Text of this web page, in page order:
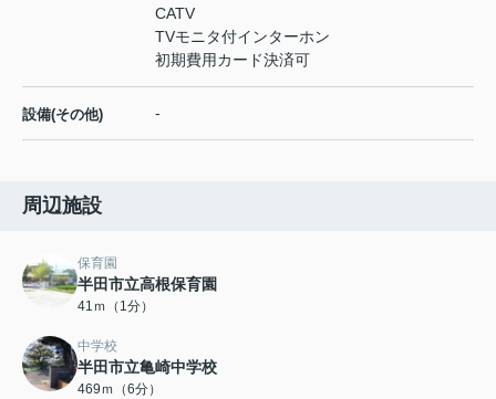
CATV
TVモニタ付インターホン
初期費用カード決済可
設備(その他) -
周辺施設
保育園
半田市立高根保育園
41ｍ（1分）
中学校
半田市立亀崎中学校
469ｍ（6分）